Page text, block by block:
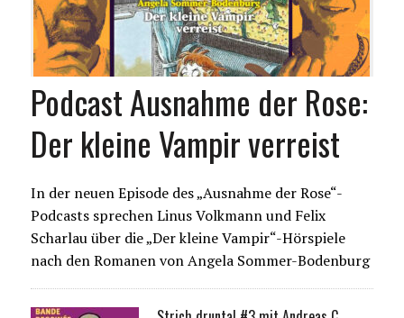
Podcast Ausnahme der Rose:
Der kleine Vampir verreist
In der neuen Episode des „Ausnahme der Rose“-
Podcasts sprechen Linus Volkmann und Felix
Scharlau über die „Der kleine Vampir“-Hörspiele
nach den Romanen von Angela Sommer-Bodenburg